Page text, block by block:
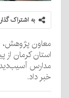
به اشتراک
معاون پژوهش،
استان کرمان
مدارس
خبر داد.